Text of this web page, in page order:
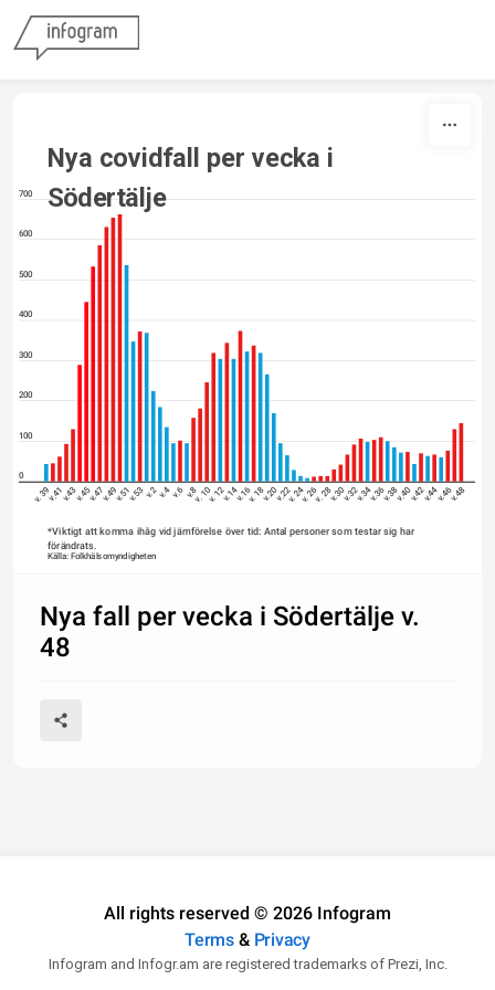
Nya covidfall per vecka i
Södertälje
700
600
500
400
300
200
100
0
v. 39v.41v.43v.45v.47v.49v.51v.53v.2v.4v.6 v.8v. 10v. 12v.14v.16v. 18v.20v.22v. 24v. 26v. 28v.30v.32v.34v.36v.38v.40v.42v.44v.46v.48
*Viktigt att komma ihåg vid jämförelse över tid: Antal personer som testar sig har
förändrats.
Källa: Folkhälsomyndigheten
Nya fall per vecka i Södertälje v.
48
All rights reserved © 2026 Infogram
Terms& Privacy
Infogram and Infogr.am are registered trademarks of Prezi, Inc.